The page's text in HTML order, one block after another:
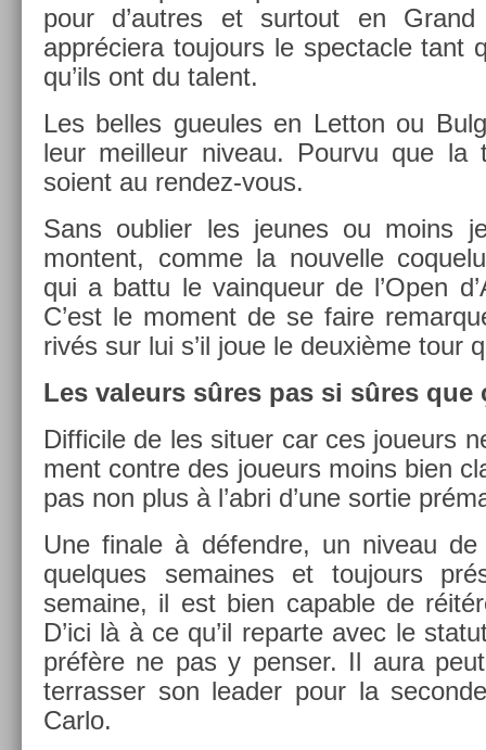
pour d’aut­res et sur­tout en
appréciera toujours le spec­tacle tant
qu’ils ont du talent.
Les be­lles gueules en Let­ton ou
leur meil­leur niveau. Pour­vu que la
soient au rendez-vous.
Sans oub­li­er les jeunes ou moins
mon­tent, comme la nouvel­le
qui a battu le vain­queur de l’Open
C’est le mo­ment de se faire
rivés sur lui s’il joue le deuxième tour
Les valeurs sûres pas si sûres que
Dif­ficile de les situ­er car ces joueurs
ment con­tre des joueurs moins bien
pas non plus à l’abri d’une sor­tie
Une fin­ale à défendre, un niveau
quel­ques semaines et toujours
semaine, il est bien cap­able de
D’ici là à ce qu’il re­par­te avec le
préfère ne pas y pens­er. Il aura
ter­rass­er son lead­er pour la
Carlo.